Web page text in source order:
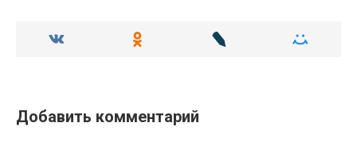
Добавить комментарий